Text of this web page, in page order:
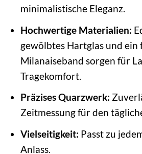
minimalistische Eleganz.
Hochwertige Materialien:
gewölbtes Hartglas und ein
Milanaiseband sorgen für
Tragekomfort.
Präzises Quarzwerk:
Zeitmessung für den
Vielseitigkeit: Passt zu
Anlass.